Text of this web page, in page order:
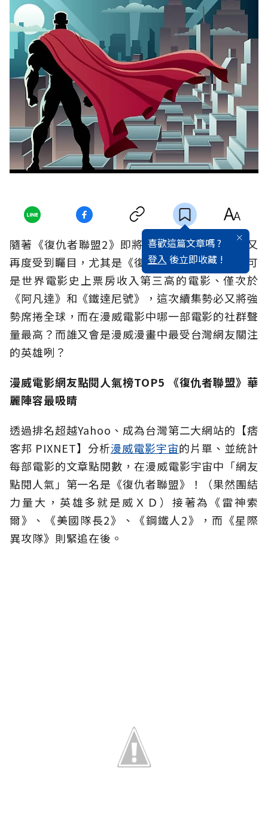
喜歡這篇文章嗎 ?
登入 後立即收藏 !
隨著《復仇者聯盟2》即將上映，漫威系列電影又
再度受到矚目，尤其是《復仇者聯盟》，畢竟它可
是世界電影史上票房收入第三高的電影、僅次於
《阿凡達》和《鐵達尼號》，這次續集勢必又將強
勢席捲全球，而在漫威電影中哪一部電影的社群聲
量最高？而誰又會是漫威漫畫中最受台灣網友關注
的英雄咧？
漫威電影網友點閱人氣榜TOP5 《復仇者聯盟》華
麗陣容最吸睛
透過排名超越Yahoo、成為台灣第二大網站的【痞
客邦 PIXNET】分析漫威電影宇宙的片單、並統計
每部電影的文章點閱數，在漫威電影宇宙中「網友
點閱人氣」第一名是《復仇者聯盟》！（果然團結
力量大，英雄多就是威ＸＤ）接著為《雷神索
爾》、《美國隊長2》、《鋼鐵人2》，而《星際
異攻隊》則緊追在後。